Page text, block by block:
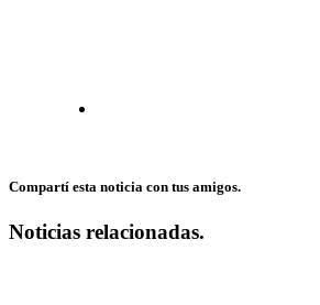
Compartí esta noticia con tus amigos.
Noticias relacionadas.